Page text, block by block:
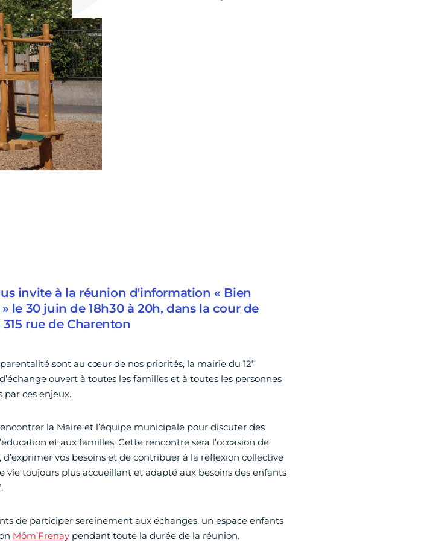
invite à la réunion d'information « Bien
le 30 juin de 18h30 à 20h, dans la cour de
rue de Charenton
sont au cœur de nos priorités, la mairie du 12e
ouvert à toutes les familles et à toutes les personnes
par ces enjeux.
la Maire et l’équipe municipale pour discuter des
et aux familles. Cette rencontre sera l’occasion de
vos besoins et de contribuer à la réflexion collective
vie toujours plus accueillant et adapté aux besoins des enfants
.
de participer sereinement aux échanges, un espace enfants
Môm’Frenaypendant toute la durée de la réunion.